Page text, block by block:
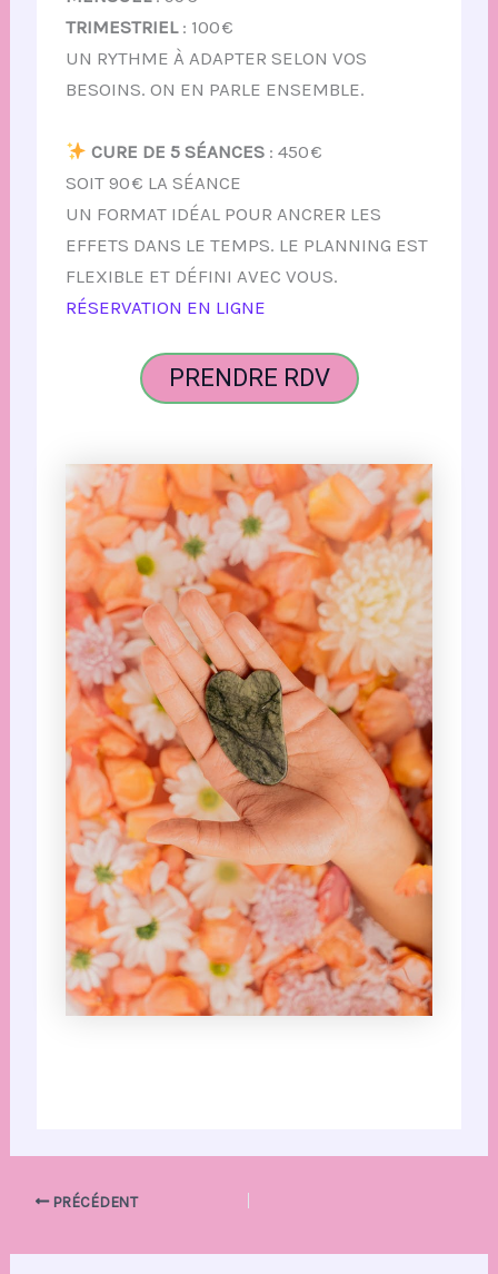
TRIMESTRIEL: 100 €
UN RYTHME À ADAPTER SELON VOS
BESOINS. ON EN PARLE ENSEMBLE.
CURE DE 5 SÉANCES : 450 €
SOIT 90 € LA SÉANCE
UN FORMAT IDÉAL POUR ANCRER LES
EFFETS DANS LE TEMPS. LE PLANNING EST
FLEXIBLE ET DÉFINI AVEC VOUS.
RÉSERVATION EN LIGNE
PRENDRE RDV
PRÉCÉDENT